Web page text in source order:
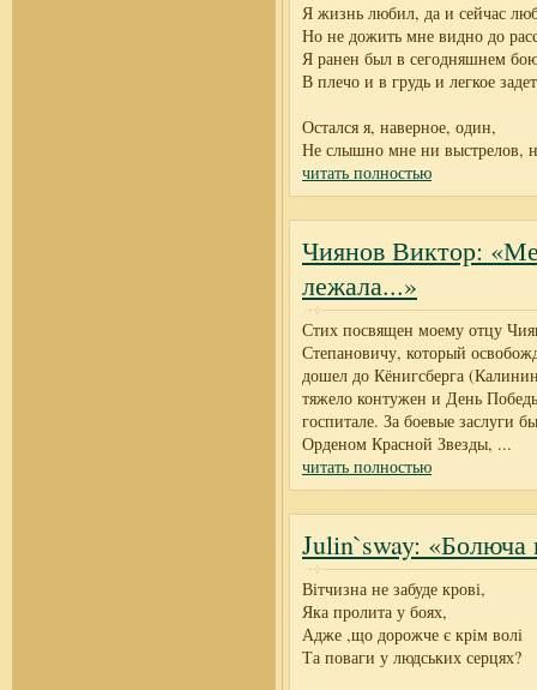
Я жизнь любил, да и сейчас
Но не дожить мне видно до
Я ранен был в сегодняшнем
В плечо и в грудь и легкое
Остался я, наверное, один,
Не слышно мне ни выстрелов,
читать полностью
Чиянов Виктор:
лежала...»
Стих посвящен моему отцу
Степановичу, который
дошел до Кёнигсберга
тяжело контужен и День
госпитале. За боевые заслуги
Орденом Красной Звезды, ...
читать полностью
Julin`sway: «Болюча
Вітчизна не забуде крові,
Яка пролита у боях,
Адже ,що дорожче є крім волі
Та поваги у людських серцях?